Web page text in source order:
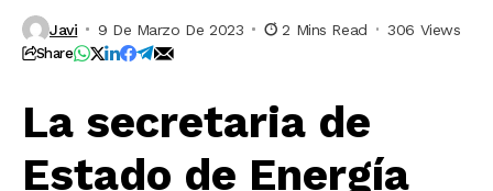
Javi 9 De Marzo De 2023 2 Mins Read 306 Views
Share
La secretaria de
Estado de Energía